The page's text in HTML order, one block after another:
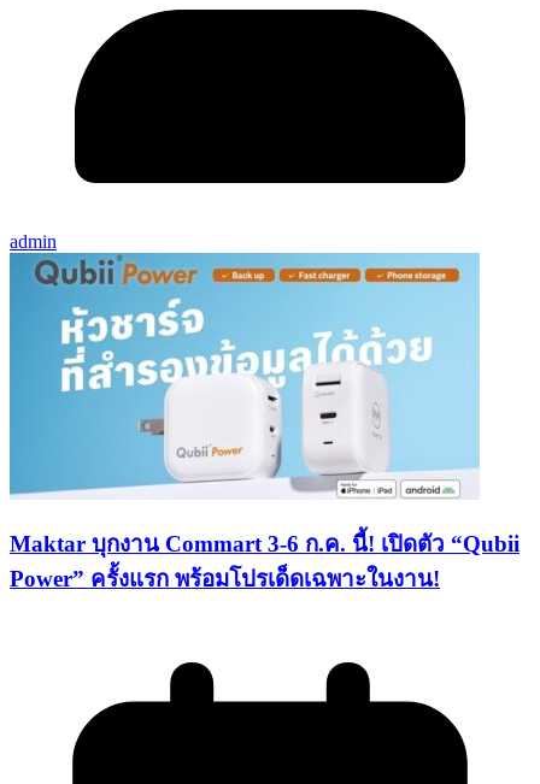
admin
Maktar บุกงาน Commart 3-6 ก.ค. นี้! เปิดตัว “Qubii
Power” ครั้งแรก พร้อมโปรเด็ดเฉพาะในงาน!